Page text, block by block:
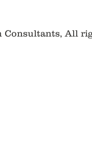
Consultants, All